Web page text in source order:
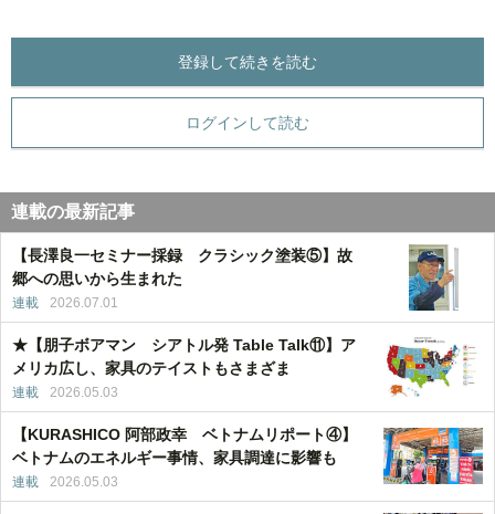
登録して続きを読む
ログインして読む
連載の最新記事
【長澤良一セミナー採録 クラシック塗装⑤】故
郷への思いから生まれた
連載 2026.07.01
★【朋子ボアマン シアトル発 Table Talk⑪】ア
メリカ広し、家具のテイストもさまざま
連載 2026.05.03
【KURASHICO 阿部政幸 ベトナムリポート④】
ベトナムのエネルギー事情、家具調達に影響も
連載 2026.05.03